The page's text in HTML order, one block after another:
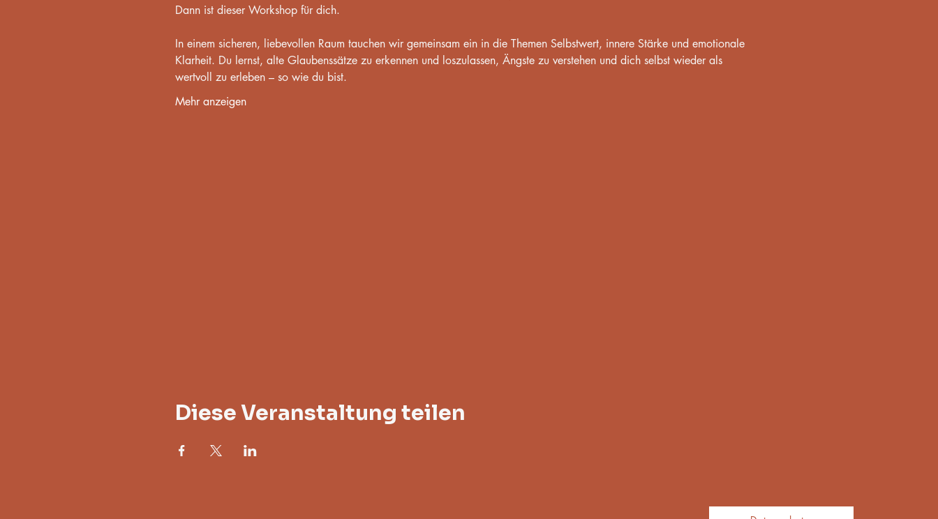
Dann ist dieser Workshop für dich.
In einem sicheren, liebevollen Raum tauchen wir gemeinsam ein in die Themen Selbstwert, innere Stärke und emotionale
Klarheit. Du lernst, alte Glaubenssätze zu erkennen und loszulassen, Ängste zu verstehen und dich selbst wieder als
wertvoll zu erleben – so wie du bist.
Mehr anzeigen
Diese Veranstaltung teilen